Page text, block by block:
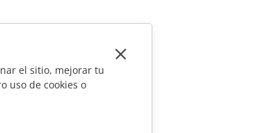
el sitio, mejorar tu
uso de cookies o